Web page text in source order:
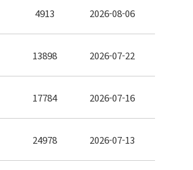
4913 2026-08-06
13898 2026-07-22
17784 2026-07-16
24978 2026-07-13